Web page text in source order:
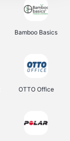
Bamboo Basics
OTTO Office